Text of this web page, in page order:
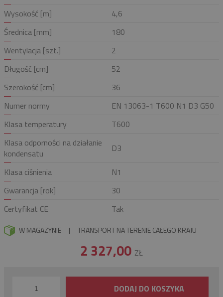
Wysokość [m]
4,6
Średnica [mm]
180
Wentylacja [szt.]
2
Długość [cm]
52
Szerokość [cm]
36
Numer normy
EN 13063-1 T600 N1 D3 G50
Klasa temperatury
T600
Klasa odporności na działanie
kondensatu
D3
Klasa ciśnienia
N1
Gwarancja [rok]
30
Certyfikat CE
Tak
W MAGAZYNIE | TRANSPORT NA TERENIE CAŁEGO KRAJU
2 327,00 ZŁ
DODAJ DO KOSZYKA